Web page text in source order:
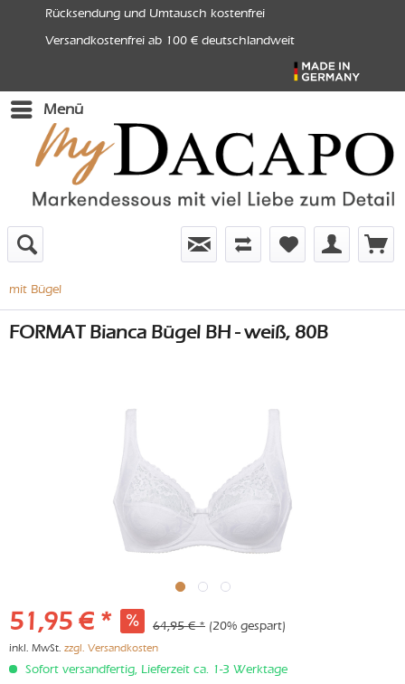
Rücksendung und Umtausch kostenfrei
Versandkostenfrei ab 100 € deutschlandweit
Menü
mit Bügel
FORMAT Bianca Bügel BH - weiß, 80B
51,95 € * 64,95 € * (20% gespart)
inkl. MwSt. zzgl. Versandkosten
Sofort versandfertig, Lieferzeit ca. 1-3 Werktage